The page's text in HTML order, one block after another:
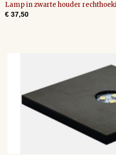
Lamp in zwarte houder
€ 37,50